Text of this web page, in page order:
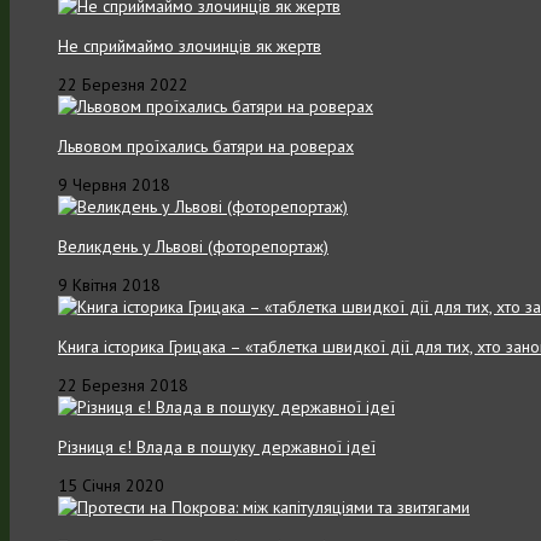
Не сприймаймо злочинців як жертв
22 Березня 2022
Львовом проїхались батяри на роверах
9 Червня 2018
Великдень у Львові (фоторепортаж)
9 Квітня 2018
Книга історика Грицака – «таблетка швидкої дії для тих, хто
22 Березня 2018
Різниця є! Влада в пошуку державної ідеї
15 Січня 2020